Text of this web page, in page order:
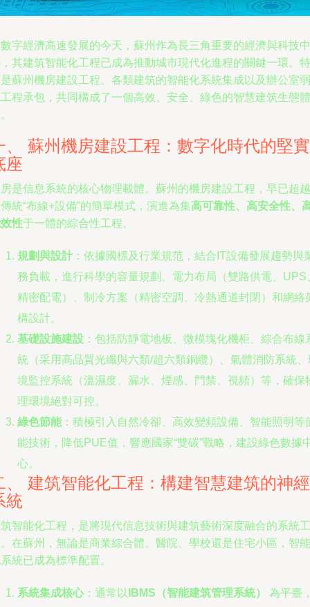
字經濟高速發展的今天，蘇州作為長三角重要的經濟與科技中
其建筑智能化工程已成為推動城市現代化進程的關鍵一環。特
蘇州機房建設工程、各類建筑的智能化系統集成以及辦公室弱
程承包，共同構成了一個高效、安全、綠色的智慧建筑生態體
、 蘇州機房建設工程：數字化時代的堅實
座
是信息系統的核心物理載體。蘇州的機房建設工程，早已超越
統“布線+設備”的簡單模式，演進為集高可靠性、高安全性、
性于一體的綜合性工程。
規劃與設計 ：依據國標及行業規范，結合IT設備發展趨勢與
務負載，進行科學的容量規劃、電力布局（雙路供電、UPS
精密配電）、制冷方案（精密空調、冷熱通道封閉）和網絡
構設計。
基礎設施建設 ：包括防靜電地板、微模塊化機柜、綜合布線
統（采用高品質光纖與六類/超六類銅纜）、氣體消防系統、
境監控系統（溫濕度、漏水、煙感、門禁、視頻）等，確保
理環境絕對可控。
綠色節能 ：積極引入自然冷卻、高效變頻設備、智能照明等
能技術，降低PUE值，響應國家“雙碳”戰略，建設綠色數據
心。
、 建筑智能化工程：構建智慧建筑的神經
統
智能化工程，是將現代信息技術與建筑藝術深度融合的系統工
在蘇州，無論是商業綜合體、醫院、學校還是住宅小區，智能
統已成為標準配置。
系統集成核心：通常以 IBMS（智能建筑管理系統）
為平臺